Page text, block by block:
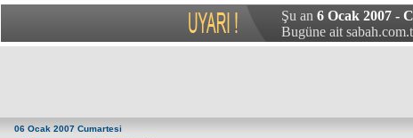
Şu an 6 Ocak 2007 -
Bugüne ait
06 Ocak 2007 Cumartesi